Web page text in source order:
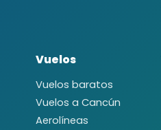
Vuelos
Vuelos baratos
Vuelos a Cancún
Aerolíneas